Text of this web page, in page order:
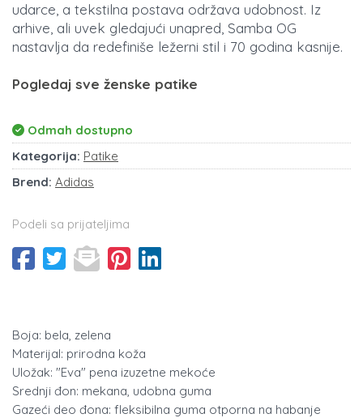
udarce, a tekstilna postava održava udobnost. Iz
arhive, ali uvek gledajući unapred, Samba OG
nastavlja da redefiniše ležerni stil i 70 godina kasnije.
Pogledaj sve ženske patike
Odmah dostupno
Kategorija: Patike
Brend: Adidas
Podeli sa prijateljima
Boja: bela, zelena
Materijal: prirodna koža
Uložak: "Eva" pena izuzetne mekoće
Srednji đon: mekana, udobna guma
Gazeći deo đona: fleksibilna guma otporna na habanje